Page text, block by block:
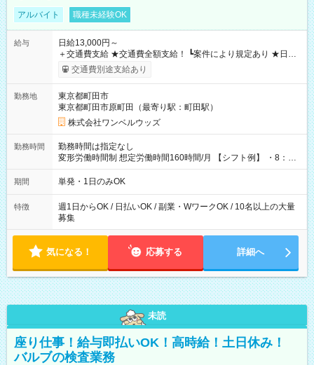
アルバイト 職種未経験OK
給与
日給13,000円～
＋交通費支給 ★交通費全額支給！ ┗案件により規定あり ★日払
いOK！（規定あり） ┗働いたその日に現金GET♪ お仕事後はコ
ンビニATMから 日払い分を引き落とせます！ 【試用期間】試
交通費別途支給あり
勤務地
東京都町田市
東京都町田市原町田（最寄り駅：町田駅）
株式会社ワンベルウッズ
勤務時間
勤務時間は指定なし
変形労働時間制 想定労働時間160時間/月 【シフト例】 ・8：00
～21：00
期間 単発・1日のみOK
特徴
週1日からOK / 日払いOK / 副業・WワークOK / 10名以上の大量
募集
気になる！ 応募する 詳細へ
未読
座り仕事！給与即払いOK！高時給！土日休み！
バルブの検査業務